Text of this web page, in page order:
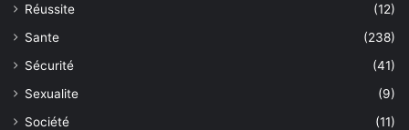
Réussite
(12)
Sante
(238)
Sécurité
(41)
Sexualite
(9)
Société
(11)